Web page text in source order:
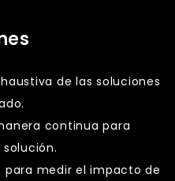
de las soluciones
continua para
para medir el impacto de